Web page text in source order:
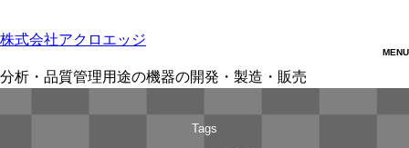
株式会社アクロエッジ
分析・品質管理用途の機器の開発・製造・販売
Tags